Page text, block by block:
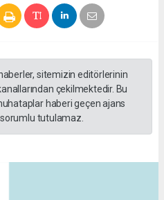
sitemizin editörlerinin
çekilmektedir. Bu
haberi geçen ajans
tutulamaz.